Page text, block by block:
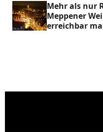
Mehr als nur
Meppener
erreichbar